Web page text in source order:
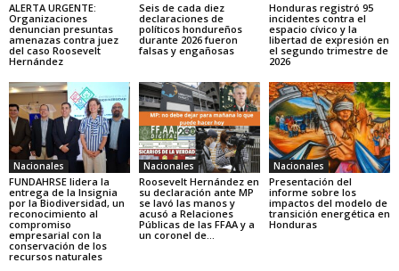
ALERTA URGENTE:
Organizaciones
denuncian presuntas
amenazas contra juez
del caso Roosevelt
Hernández
Seis de cada diez
declaraciones de
políticos hondureños
durante 2026 fueron
falsas y engañosas
Honduras registró 95
incidentes contra el
espacio cívico y la
libertad de expresión en
el segundo trimestre de
2026
Nacionales
FUNDAHRSE lidera la
entrega de la Insignia
por la Biodiversidad, un
reconocimiento al
compromiso
empresarial con la
conservación de los
recursos naturales
Nacionales
Roosevelt Hernández en
su declaración ante MP
se lavó las manos y
acusó a Relaciones
Públicas de las FFAA y a
un coronel de...
Nacionales
Presentación del
informe sobre los
impactos del modelo de
transición energética en
Honduras